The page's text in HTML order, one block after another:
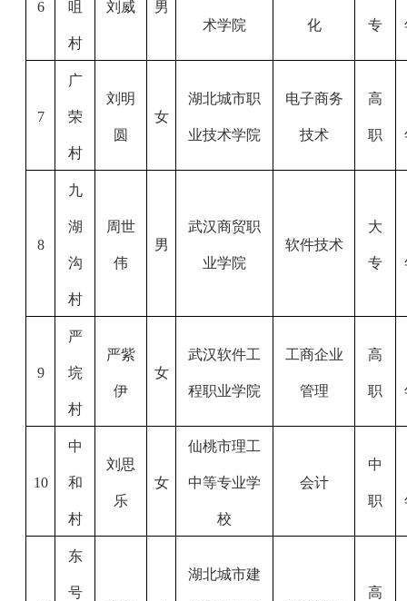
6 咀
村
刘威 男
术学院 化 专
7
广
荣
村
刘明
圆
女
湖北城市职
业技术学院
电子商务
技术
高
职
8
九
湖
沟
村
周世
伟
男
武汉商贸职
业学院
软件技术
大
专
9
严
垸
村
严紫
伊
女
武汉软件工
程职业学院
工商企业
管理
高
职
10
中
和
村
刘思
乐
女
仙桃市理工
中等专业学
校
会计
中
职
东
号
湖北城市建
高